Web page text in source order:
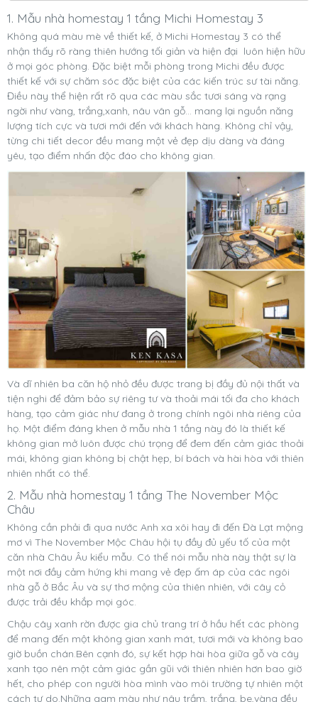
1. Mẫu nhà homestay 1 tầng Michi Homestay 3
Không quá màu mè về thiết kế, ở Michi Homestay 3 có thể
nhận thấy rõ ràng thiên hướng tối giản và hiện đại luôn hiện hữu
ở mọi góc phòng. Đặc biệt mỗi phòng trong Michi đều được
thiết kế với sự chăm sóc đặc biệt của các kiến trúc sư tài năng.
Điều này thể hiện rất rõ qua các màu sắc tươi sáng và rạng
ngời như vàng, trắng,xanh, nâu vân gỗ... mang lại nguồn năng
lượng tích cực và tươi mới đến với khách hàng. Không chỉ vậy,
từng chi tiết decor đều mang một vẻ đẹp dịu dàng và đáng
yêu, tạo điểm nhấn độc đáo cho không gian.
Và dĩ nhiên ba căn hộ nhỏ đều được trang bị đầy đủ nội thất và
tiện nghi để đảm bảo sự riêng tư và thoải mái tối đa cho khách
hàng, tạo cảm giác như đang ở trong chính ngôi nhà riêng của
họ. Một điểm đáng khen ở mẫu nhà 1 tầng này đó là thiết kế
không gian mở luôn được chú trọng để đem đến cảm giác thoải
mái, không gian không bị chật hẹp, bí bách và hài hòa với thiên
nhiên nhất có thể.
2. Mẫu nhà homestay 1 tầng The November Mộc
Châu
Không cần phải đi qua nước Anh xa xôi hay đi đến Đà Lạt mộng
mơ vì The November Mộc Châu hội tụ đầy đủ yếu tố của một
căn nhà Châu Âu kiểu mẫu. Có thể nói mẫu nhà này thật sự là
một nơi đầy cảm hứng khi mang vẻ đẹp ấm áp của các ngôi
nhà gỗ ở Bắc Âu và sự thơ mộng của thiên nhiên, với cây cỏ
được trải đều khắp mọi góc.
Chậu cây xanh rờn được gia chủ trang trí ở hầu hết các phòng
để mang đến một không gian xanh mát, tươi mới và không bao
giờ buồn chán.Bên cạnh đó, sự kết hợp hài hòa giữa gỗ và cây
xanh tạo nên một cảm giác gần gũi với thiên nhiên hơn bao giờ
hết, cho phép con người hòa mình vào môi trường tự nhiên một
cách tự do.Những gam màu như nâu trầm, trắng, be,vàng đều